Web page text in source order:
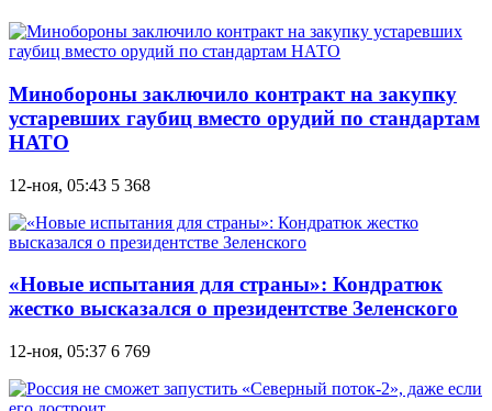
Минобороны заключило контракт на закупку
устаревших гаубиц вместо орудий по стандартам
НАТО
12-ноя, 05:43 5 368
«Новые испытания для страны»: Кондратюк
жестко высказался о президентстве Зеленского
12-ноя, 05:37 6 769